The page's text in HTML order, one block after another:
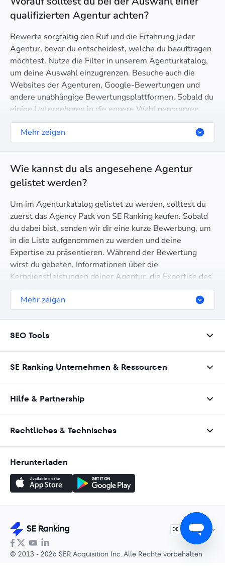
qualifizierten Agentur achten?
Bewerte sorgfältig den Ruf und die Erfahrung jeder
Agentur, bevor du entscheidest, welche du beauftragen
möchtest. Nutze die Filter in unserem Agenturkatalog,
um deine Auswahl einzugrenzen. Besuche auch die
Websites der Agenturen, Google-Bewertungen und
andere unabhängige Bewertungsplattformen. Sobald du
einige Unternehmen in die engere Wahl genommen
hast, kontaktiere sie für eine Beratung. Dies ist deine
Chance, ihre Expertise, ihren Kommunikationsstil und
den vorgeschlagenen Ansatz zur Erfüllung deiner
Mehr zeigen
Wie kannst du als angesehene Agentur
gelistet werden?
Um im Agenturkatalog gelistet zu werden, solltest du
zuerst das Agency Pack von SE Ranking kaufen. Sobald
du dabei bist, senden wir dir eine kurze Bewerbung, um
in die Liste aufgenommen zu werden und deine
Expertise zu präsentieren. Während der Bewertung
wirst du gebeten, Informationen über die
Kerndienstleistungen deiner Agentur, die Expertise des
Teams, einzigartige Verkaufsargumente, bediente
Branchen, geografischen Fokus und andere relevante
Details bereitzustellen.
Mehr zeigen
SEO Tools
SE Ranking Unternehmen & Ressourcen
Hilfe & Partnership
Rechtliches & Technisches
Herunterladen
DE Deutsch
© 2013 - 2026 SER Acquisition Inc. Alle Rechte vorbehalten